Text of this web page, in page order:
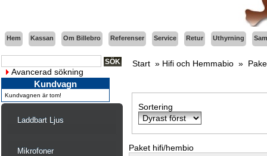
Hem Kassan Om Billebro Referenser Service Retur Uthyrning
Avancerad sökning
Kundvagn
Kundvagnen är tom!
Laddbart Ljus
Mikrofoner
Start » Hifi och Hemmabio »
Sortering
Paket hifi/hembio